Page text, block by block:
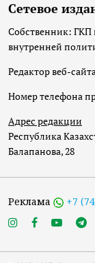
Сетевое
Собственник: ГКП
внутренней
Редактор веб-
Номер телефона
Адрес редакции
Республика
Балапанова, 28
Реклама +7